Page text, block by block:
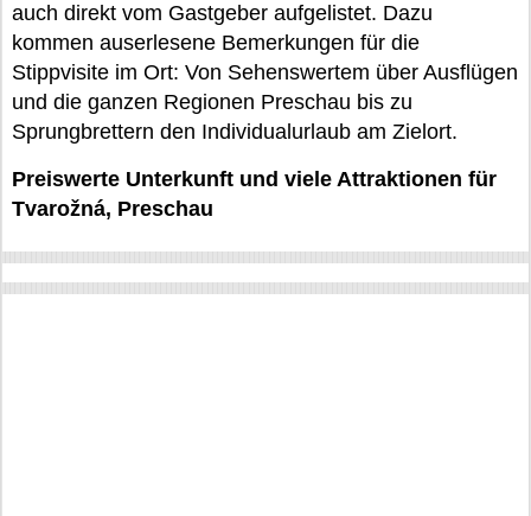
auch direkt vom Gastgeber aufgelistet. Dazu
kommen auserlesene Bemerkungen für die
Stippvisite im Ort: Von Sehenswertem über Ausflügen
und die ganzen Regionen Preschau bis zu
Sprungbrettern den Individualurlaub am Zielort.
Preiswerte Unterkunft und viele Attraktionen für
Tvarožná, Preschau